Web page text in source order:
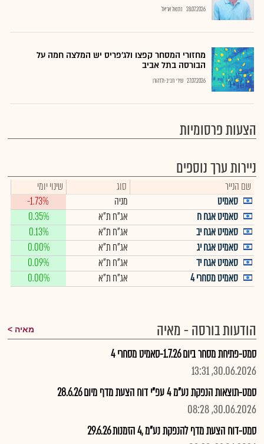
28.07.2026 נתנאל אריאל
מחזורי המסחר קפצו ולג'פריס יש המלצה חמה על
הבורסה בתל אביב
27.07.2026 שירי חביב-ולדהורן
הצעות פרסומיות
ניירות ערך נוספים
שם הנייר סוג
שינוי יומי
סאמיט
מניה
-1.73%
סאמיט אגח ח
אג"ח ת"א
0.35%
סאמיט אגח יב
אג"ח ת"א
0.13%
סאמיט אגח יג
אג"ח ת"א
0.00%
סאמיט אגח יד
אג"ח ת"א
0.09%
סאמיט מסחרי 4
אג"ח ת"א 0.00%
הודעות בורסה - מאיה מאיה
סמט-פתיחת מסחר ביום 1.7.26-סאמיט מסחרי 4
30.06.2026, 13:31
סמט-תוצאות הנפקת נע"מ 4 עפ"י דוח הצעת מדף מיום 28.6.26
30.06.2026, 08:28
סמט-דוח הצעת מדף להנפקת נע"מ ,4 הזמנות 29.6.26